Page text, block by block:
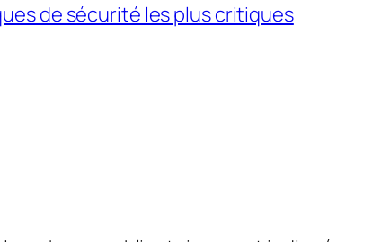
de sécurité les plus critiques